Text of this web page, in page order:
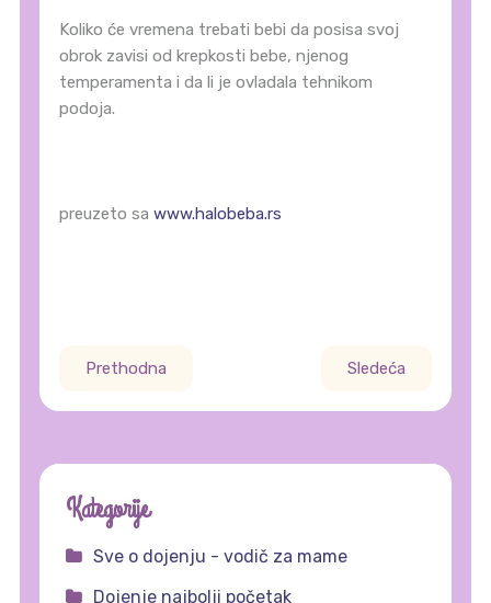
Koliko će vremena trebati bebi da posisa svoj
obrok zavisi od krepkosti bebe, njenog
temperamenta i da li je ovladala tehnikom
podoja.
preuzeto sa www.halobeba.rs
Prethodna Sledeća
Kategorije
Sve o dojenju - vodič za mame
Dojenje najbolji početak